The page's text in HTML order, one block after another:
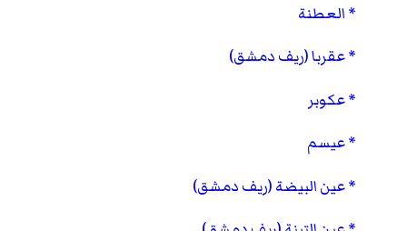
العطنة
عقربا (ريف دمشق)
عكوبر
عيسم
عين البيضة (ريف دمشق)